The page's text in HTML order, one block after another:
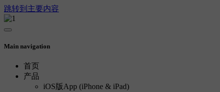
跳转到主要内容
Main navigation
首页
产品
iOS版App (iPhone & iPad)